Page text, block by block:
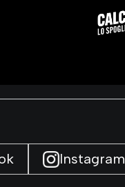
Instagram